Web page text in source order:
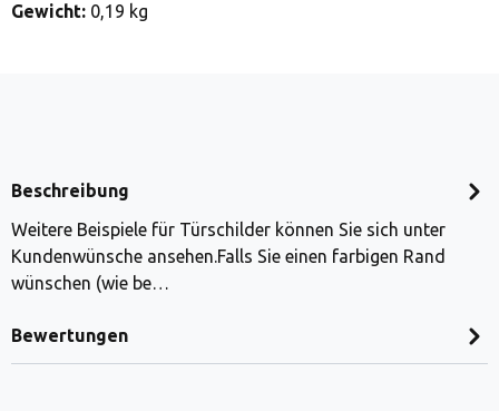
Gewicht: 0,19 kg
Beschreibung
Weitere Beispiele für Türschilder können Sie sich unter
Kundenwünsche ansehen.Falls Sie einen farbigen Rand
wünschen (wie be…
Bewertungen